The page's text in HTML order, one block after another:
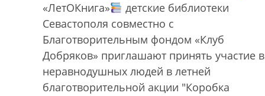
«ЛетОКнига»
детские библиотеки
Севастополя совместно с
Благотворительным фондом «Клуб
Добряков» приглашают принять участие
неравнодушных людей в летней
благотворительной акции "Коробка